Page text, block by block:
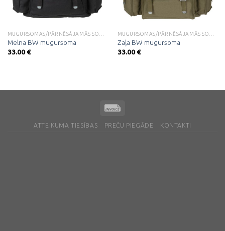
Melna BW mugursoma
33.00€
Zaļa BW mugursoma
33.00€
ATTEIKUMA TIESĪBAS PREČU PIEGĀDE KONTAKTI